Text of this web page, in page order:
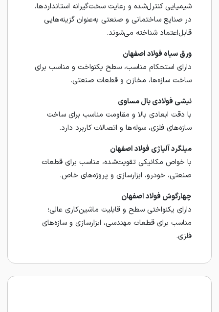
شیمیایی کنترل‌شده و رعایت سخت‌گیرانه استانداردها،
در صنایع ساختمانی و صنعتی به‌عنوان گزینه‌هایی
قابل‌اعتماد شناخته می‌شوند.
ورق سیاه فولاد اصفهان
دارای استحکام مناسب، سطح یکنواخت و مناسب برای
ساخت سازه‌ها، مخازن و قطعات صنعتی.
نبشی فولادی بال مساوی
با دقت ابعادی بالا و مقاومت مناسب برای ساخت
سازه‌های فلزی، سوله‌ها و اتصالات کاربرد دارد.
میلگرد آلیاژی فولاد اصفهان
با خواص مکانیکی تقویت‌شده، مناسب برای قطعات
صنعتی، خودرو، ابزارسازی و پروژه‌های خاص.
چهارگوش فولاد اصفهان
دارای یکنواختی سطح و قابلیت ماشین‌کاری عالی؛
مناسب برای قطعات مهندسی، ابزارسازی و سازه‌های
فلزی.